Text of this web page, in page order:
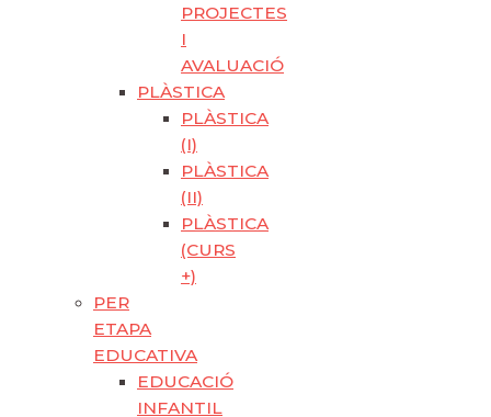
PROJECTES
I
AVALUACIÓ
PLÀSTICA
PLÀSTICA
(I)
PLÀSTICA
(II)
PLÀSTICA
(CURS
+)
PER
ETAPA
EDUCATIVA
EDUCACIÓ
INFANTIL